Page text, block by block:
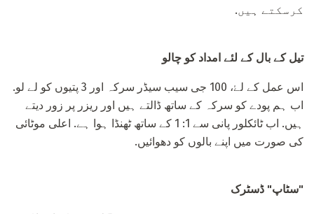
کرسکتے ہیں.
تیل کے بال کے لئے امداد کو چالو
اس عمل کے لۓ، 100 جی سیب سیڈر سرکہ اور 3 پتیوں کو لے لو.
اب ہم پودے کو سرکہ کے ساتھ ڈالتے ہیں اور ریزر پر زور دیتے
ہیں. اب ٹائکلور پانی سے 1: 1 کے ساتھ ٹھنڈا ہوا ہے. اعلی موٹائی
کی صورت میں اپنے بالوں کو دھوائیں.
"سٹاپ" ڈسٹرک